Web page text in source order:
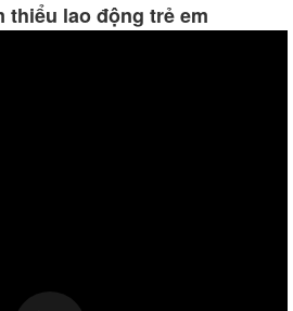
thiểu lao động trẻ em